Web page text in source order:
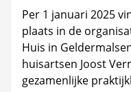
Per 1 januari 2025
plaats in de
Huis in
huisartsen Joost
gezamenlijke